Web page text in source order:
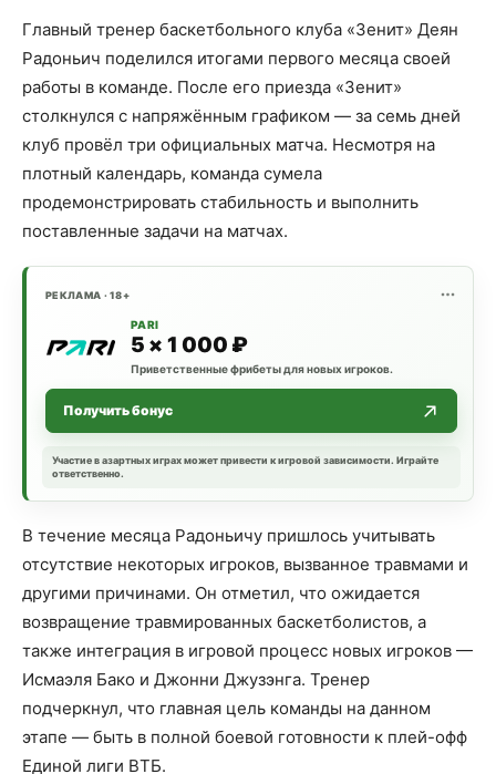
Главный тренер баскетбольного клуба «Зенит» Деян
Радоньич поделился итогами первого месяца своей
работы в команде. После его приезда «Зенит»
столкнулся с напряжённым графиком — за семь дней
клуб провёл три официальных матча. Несмотря на
плотный календарь, команда сумела
продемонстрировать стабильность и выполнить
поставленные задачи на матчах.
РЕКЛАМА · 18+
PARI
5 × 1 000 ₽
Приветственные фрибеты для новых игроков.
Получить бонус
Участие в азартных играх может привести к игровой зависимости. Играйте
ответственно.
В течение месяца Радоньичу пришлось учитывать
отсутствие некоторых игроков, вызванное травмами и
другими причинами. Он отметил, что ожидается
возвращение травмированных баскетболистов, а
также интеграция в игровой процесс новых игроков —
Исмаэля Бако и Джонни Джузэнга. Тренер
подчеркнул, что главная цель команды на данном
этапе — быть в полной боевой готовности к плей-офф
Единой лиги ВТБ.